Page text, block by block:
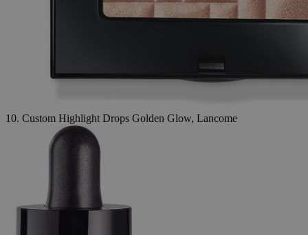
10. Custom Highlight Drops Golden Glow, Lancome